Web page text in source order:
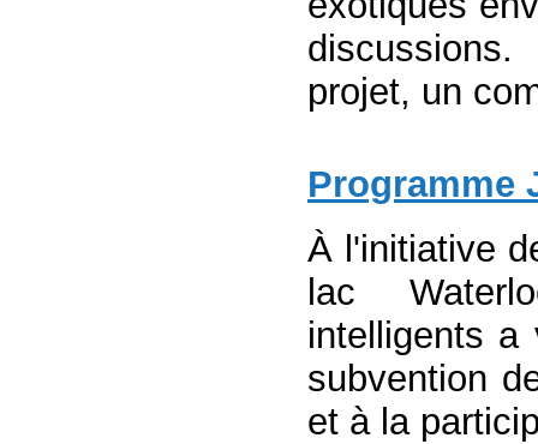
projet, un
Programme
À l'initiative
lac
intelligents
subvention
et à la